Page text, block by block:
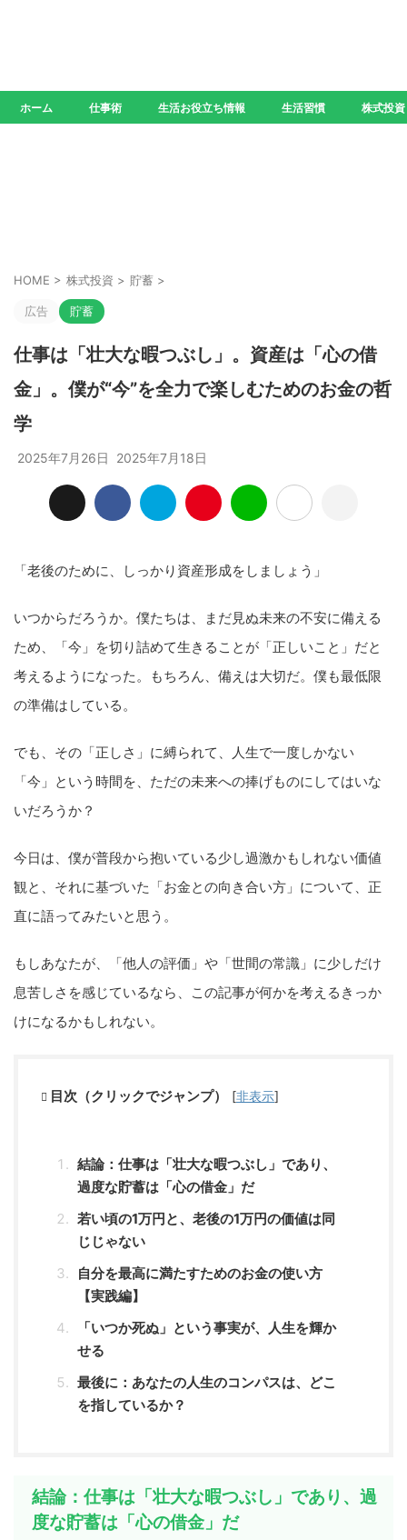
ホーム 仕事術 生活お役立ち情報 生活習慣 株式投資
HOME > 株式投資 > 貯蓄 >
広告 貯蓄
仕事は「壮大な暇つぶし」。資産は「心の借
金」。僕が“今”を全力で楽しむためのお金の哲
学
2025年7月26日 2025年7月18日
「老後のために、しっかり資産形成をしましょう」
いつからだろうか。僕たちは、まだ見ぬ未来の不安に備える
ため、「今」を切り詰めて生きることが「正しいこと」だと
考えるようになった。もちろん、備えは大切だ。僕も最低限
の準備はしている。
でも、その「正しさ」に縛られて、人生で一度しかない
「今」という時間を、ただの未来への捧げものにしてはいな
いだろうか？
今日は、僕が普段から抱いている少し過激かもしれない価値
観と、それに基づいた「お金との向き合い方」について、正
直に語ってみたいと思う。
もしあなたが、「他人の評価」や「世間の常識」に少しだけ
息苦しさを感じているなら、この記事が何かを考えるきっか
けになるかもしれない。
目次（クリックでジャンプ） [非表示]
結論：仕事は「壮大な暇つぶし」であり、
過度な貯蓄は「心の借金」だ
若い頃の1万円と、老後の1万円の価値は同
じじゃない
自分を最高に満たすためのお金の使い方
【実践編】
「いつか死ぬ」という事実が、人生を輝か
せる
最後に：あなたの人生のコンパスは、どこ
を指しているか？
結論：仕事は「壮大な暇つぶし」であり、過
度な貯蓄は「心の借金」だ